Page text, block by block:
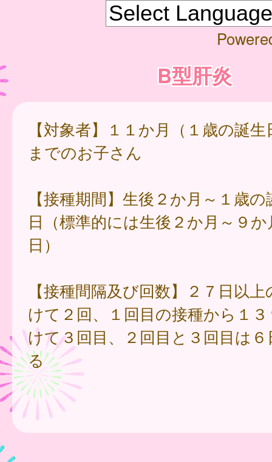
B型肝炎
【対象者】１１か月（１歳の誕
までのお子さん
【接種期間】生後２か月～１歳
日（標準的には生後２か月～９
日）
【接種間隔及び回数】２７日以
けて２回、１回目の接種から１
けて３回目、２回目と３回目は